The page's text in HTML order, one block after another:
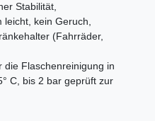
Stabilität,
leicht, kein Geruch,
(Fahrräder,
die Flaschenreinigung in
C, bis 2 bar geprüft zur